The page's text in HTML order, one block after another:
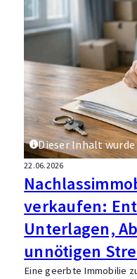
Dieser Inhalt
22.06.2026
verkaufen:
Unterlagen,
unnötigen
Eine geerbte Immobilie